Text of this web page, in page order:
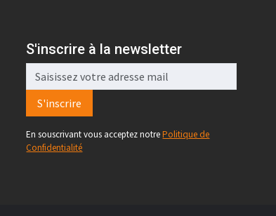
S'inscrire à la newsletter
S'inscrire
En souscrivant vous acceptez notrePolitique de
Confidentialité